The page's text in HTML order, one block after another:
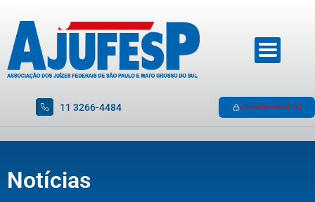
11 3266-4484 ACESSO RESTRITO
Notícias